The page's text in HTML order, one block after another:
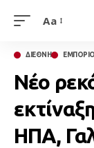
Aa
ΔΙΕΘΝΗ ΕΜΠΟΡΙΟ
Νέο
ΗΠΑ,